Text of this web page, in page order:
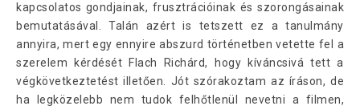
kapcsolatos gondjainak, frusztrációinak és szorongásainak
bemutatásával. Talán azért is tetszett ez a tanulmány
annyira, mert egy ennyire abszurd történetben vetette fel a
szerelem kérdését Flach Richárd, hogy kíváncsivá tett a
végkövetkeztetést illetően. Jót szórakoztam az íráson, de
ha legközelebb nem tudok felhőtlenül nevetni a filmen,